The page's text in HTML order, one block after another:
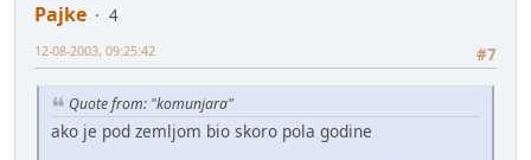
Pajke
4
#7
12-08-2003, 09:25:42
Quote from: "komunjara"
ako je pod zemljom bio skoro pola godine